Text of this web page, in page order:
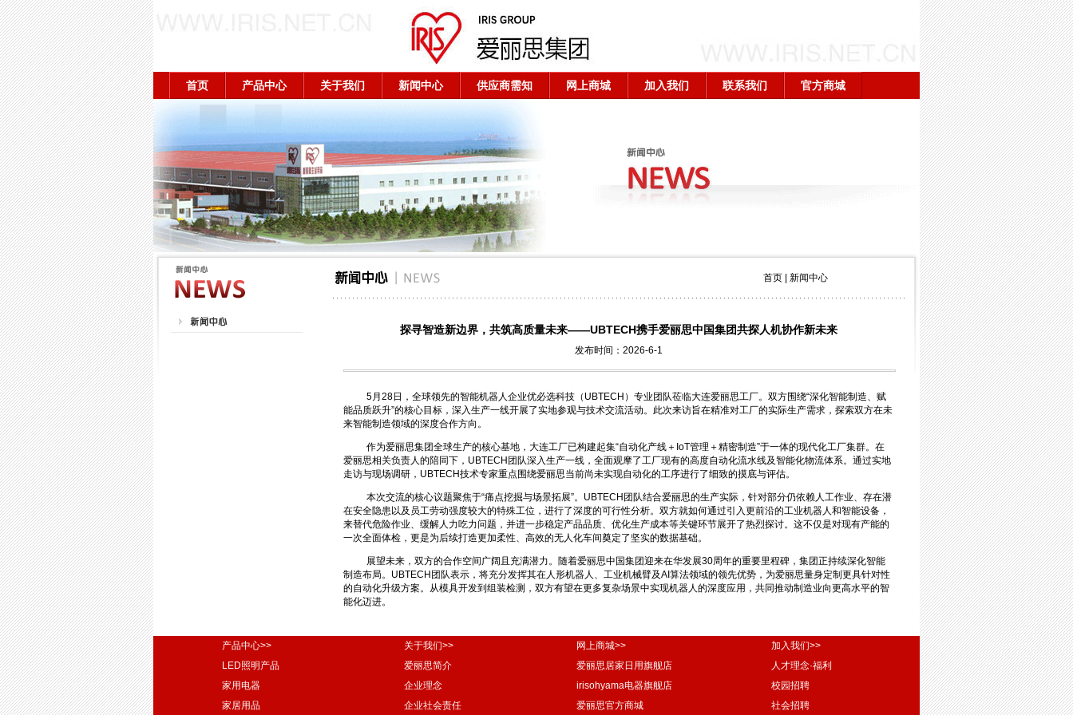
首页 产品中心 关于我们 新闻中心 供应商需知 网上商城 加入我们 联系我们 官方商城
首页 新闻中心
探寻智造新边界，共筑高质量未来——UBTECH携手爱丽思中国集团共探人机协作新未来
发布时间：2026-6-1
5月28日，全球领先的智能机器人企业优必选科技（UBTECH）专业团队莅临大连爱丽思工厂。双方围绕“深化智能制造、赋
能品质跃升”的核心目标，深入生产一线开展了实地参观与技术交流活动。此次来访旨在精准对工厂的实际生产需求，探索双方在未
来智能制造领域的深度合作方向。
作为爱丽思集团全球生产的核心基地，大连工厂已构建起集“自动化产线＋IoT管理＋精密制造”于一体的现代化工厂集群。在
爱丽思相关负责人的陪同下，UBTECH团队深入生产一线，全面观摩了工厂现有的高度自动化流水线及智能化物流体系。通过实地
走访与现场调研，UBTECH技术专家重点围绕爱丽思当前尚未实现自动化的工序进行了细致的摸底与评估。
本次交流的核心议题聚焦于“痛点挖掘与场景拓展”。UBTECH团队结合爱丽思的生产实际，针对部分仍依赖人工作业、存在潜
在安全隐患以及员工劳动强度较大的特殊工位，进行了深度的可行性分析。双方就如何通过引入更前沿的工业机器人和智能设备，
来替代危险作业、缓解人力吃力问题，并进一步稳定产品品质、优化生产成本等关键环节展开了热烈探讨。这不仅是对现有产能的
一次全面体检，更是为后续打造更加柔性、高效的无人化车间奠定了坚实的数据基础。
展望未来，双方的合作空间广阔且充满潜力。随着爱丽思中国集团迎来在华发展30周年的重要里程碑，集团正持续深化智能
制造布局。UBTECH团队表示，将充分发挥其在人形机器人、工业机械臂及AI算法领域的领先优势，为爱丽思量身定制更具针对性
的自动化升级方案。从模具开发到组装检测，双方有望在更多复杂场景中实现机器人的深度应用，共同推动制造业向更高水平的智
能化迈进。
产品中心>>
LED照明产品
家用电器
家居用品
关于我们>>
爱丽思简介
企业理念
企业社会责任
网上商城>>
爱丽思居家日用旗舰店
irisohyama电器旗舰店
爱丽思官方商城
加入我们>>
人才理念·福利
校园招聘
社会招聘